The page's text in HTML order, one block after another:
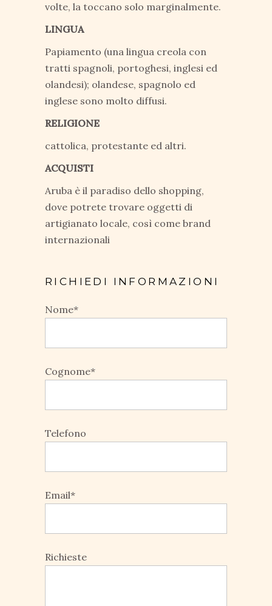
volte, la toccano solo marginalmente.
LINGUA
Papiamento (una lingua creola con
tratti spagnoli, portoghesi, inglesi ed
olandesi); olandese, spagnolo ed
inglese sono molto diffusi.
RELIGIONE
cattolica, protestante ed altri.
ACQUISTI
Aruba è il paradiso dello shopping,
dove potrete trovare oggetti di
artigianato locale, così come brand
internazionali
RICHIEDI INFORMAZIONI
Nome*
Cognome*
Telefono
Email*
Richieste